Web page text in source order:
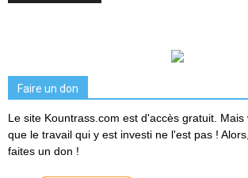
Faire un don
Le site Kountrass.com est d'accès gratuit. Mais
que le travail qui y est investi ne l'est pas !
faites un don !